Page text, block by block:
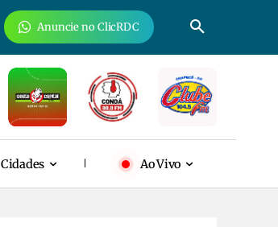
Anuncie no ClicRDC
Cidades Ao Vivo